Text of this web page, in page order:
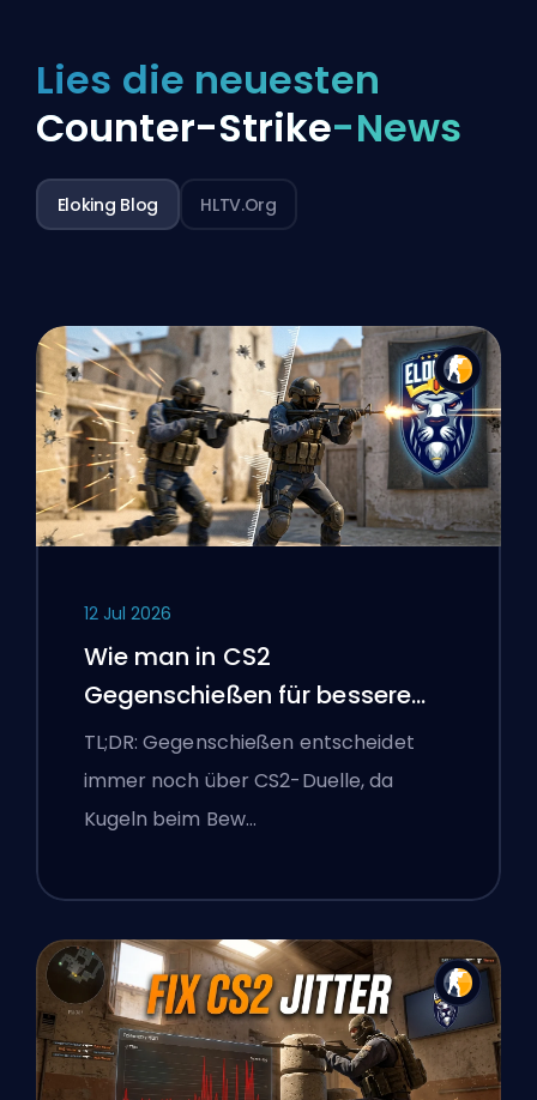
Lies die neuesten
Counter-Strike-News
Eloking Blog HLTV.org
12 Jul 2026
Wie man in CS2
Gegenschießen für bessere
Genauigkeit
TL;DR: Gegenschießen entscheidet
immer noch über CS2-Duelle, da
Kugeln beim Bew…